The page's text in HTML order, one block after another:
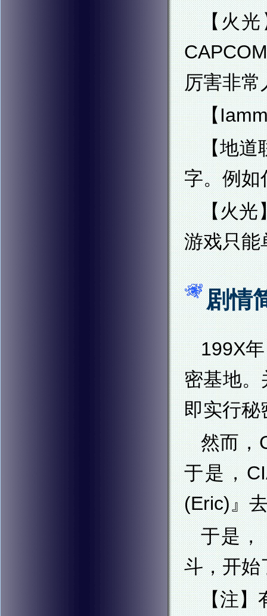
【火光
厉害非常
【
【地道
字。例如
【火光
游戏只能
剧情
199X
密基地。
即实行秘
然而，
于是，
(Eric)』
于是
斗，开
【注】